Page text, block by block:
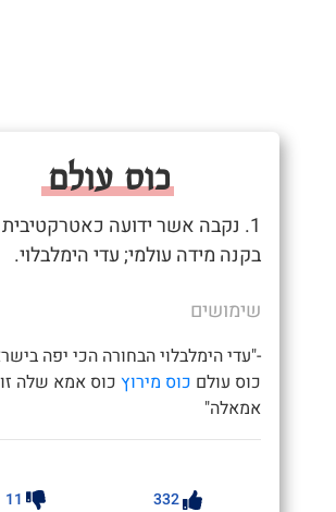
כוס עולם
1. נקבה אשר ידועה כאטרקטיבית
בקנה מידה עולמי; עדי הימלבלוי.
שימושים
-"עדי הימלבלוי הבחורה הכי יפה
כוס עולם כוס מירוץ כוס אמא שלה
אמאלה"
332
11